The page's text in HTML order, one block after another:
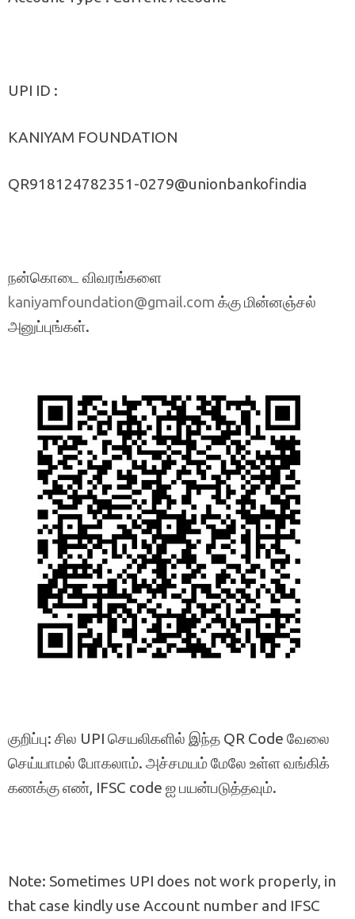
UPI ID :
KANIYAM FOUNDATION
QR918124782351-0279@unionbankofindia
நன்கொடை விவரங்களை
kaniyamfoundation@gmail.com க்கு மின்னஞ்சல்
அனுப்புங்கள்.
குறிப்பு: சில UPI செயலிகளில் இந்த QR Code வேலை
செய்யாமல் போகலாம். அச்சமயம் மேலே உள்ள வங்கிக்
கணக்கு எண், IFSC code ஐ பயன்படுத்தவும்.
Note: Sometimes UPI does not work properly, in
that case kindly use Account number and IFSC